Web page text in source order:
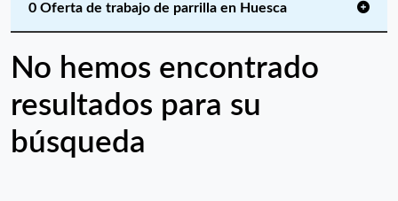
0 Oferta de trabajo de parrilla en Huesca
No hemos encontrado
resultados para su
búsqueda